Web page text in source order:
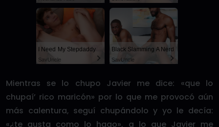
I Need My Stepdaddy
SayUncle
Black Slamming A Nerd
SayUncle
Mientras se lo chupo Javier me dice: «que lo
chupaí’ rico maricón» por lo que me provocó aún
más calentura, seguí chupándolo y yo le decía:
«¿te gusta como lo hago», a lo que Javier me